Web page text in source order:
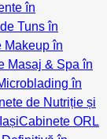
în
Tuns în
Makeup în
Masaj & Spa în
în
de Nutriție și
Cabinete ORL